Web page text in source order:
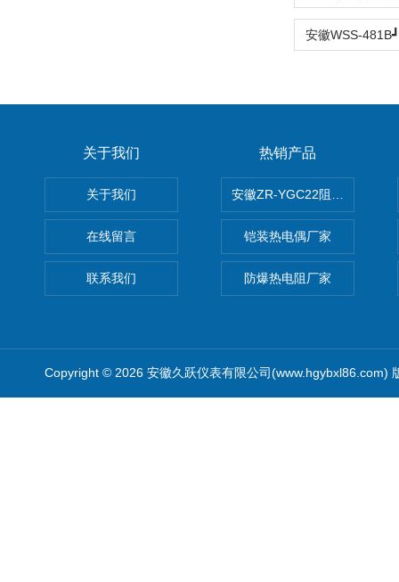
关于我们
关于我们
在线留言
联系我们
热销产品
安徽ZR-YGC22阻燃硅橡胶电
铠装热电偶厂家
防爆热电阻厂家
Copyright © 2026 安徽久跃仪表有限公司(www.hgybxl86.com)